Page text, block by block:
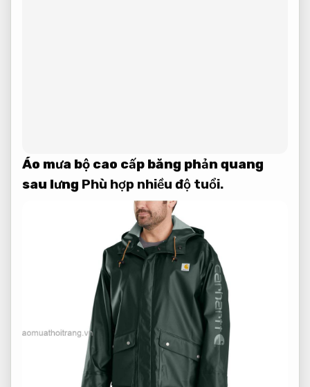
Áo mưa bộ cao cấp băng phản quang
sau lưng Phù hợp nhiều độ tuổi.